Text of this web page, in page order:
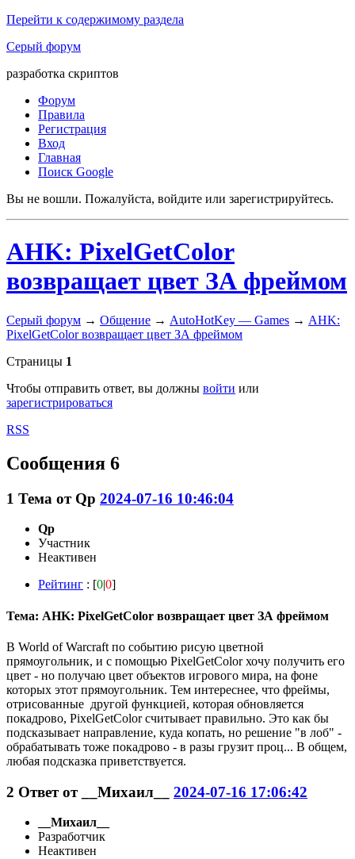
Перейти к содержимому раздела
Серый форум
разработка скриптов
Форум
Правила
Регистрация
Вход
Главная
Поиск Google
Вы не вошли. Пожалуйста, войдите или зарегистрируйтесь.
AHK: PixelGetColor
возвращает цвет ЗА фреймом
Серый форум → Общение → AutoHotKey — Games → AHK:
PixelGetColor возвращает цвет ЗА фреймом
Страницы 1
Чтобы отправить ответ, вы должны войти или
зарегистрироваться
RSS
Сообщения 6
1 Тема от Qp 2024-07-16 10:46:04
Qp
Участник
Неактивен
Рейтинг : [0|0]
Тема: AHK: PixelGetColor возвращает цвет ЗА фреймом
В World of Warcraft по событию рисую цветной
прямоугольник, и с помощью PixelGetColor хочу получить его
цвет - но получаю цвет объектов игрового мира, на фоне
которых этот прямоугольник. Тем интереснее, что фреймы,
отрисованные другой функцией, которая обновляется
покадрово, PixelGetColor считывает правильно. Это как бы
подсказывает направление, куда копать, но решение "в лоб" -
обрабатывать тоже покадрово - в разы грузит проц... В общем,
любая подсказка приветствуется.
2 Ответ от __Михаил__ 2024-07-16 17:06:42
__Михаил__
Разработчик
Неактивен